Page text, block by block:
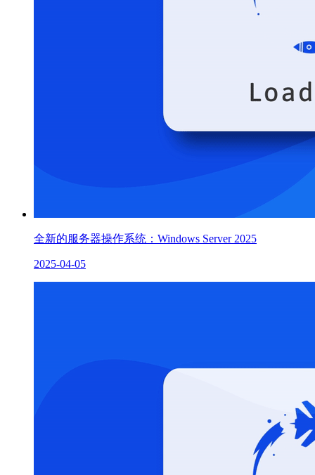
全新的服务器操作系统：Windows Server 2025
2025-04-05